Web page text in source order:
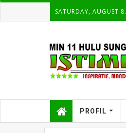
SATURDAY, AUGUST 8.
PROFIL